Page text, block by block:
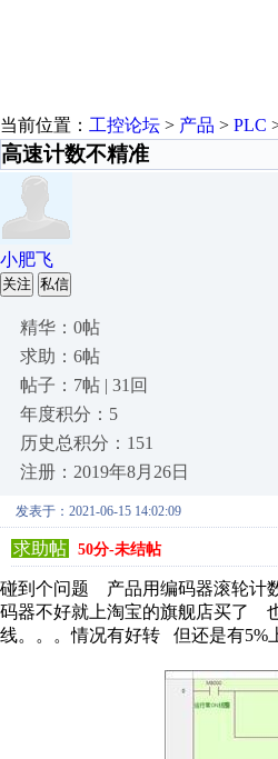
当前位置： 工控论坛 > 产品 > PLC
高速计数不精准
小肥飞
关注 私信
精华：0帖
求助：6帖
帖子：7帖 | 31回
年度积分：5
历史总积分：151
注册：2019年8月26日
发表于：2021-06-15 14:02:09
求助帖 50分-未结帖
碰到个问题 产品用编码器滚轮计
码器不好就上淘宝的旗舰店买了
线。。。情况有好转 但还是有